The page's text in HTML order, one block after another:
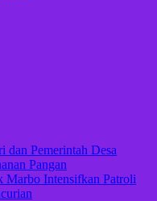
dan Pemerintah Desa
Pangan
Intensifkan Patroli